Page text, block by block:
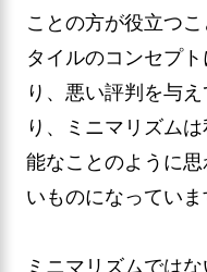
ことの方が役立つ
タイルのコンセプ
り、悪い評判を与
り、ミニマリズム
能なことのように
いものになっていま
ミニマリズムでは